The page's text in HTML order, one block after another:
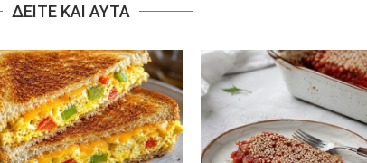
ΔΕΙΤΕ ΚΑΙ ΑΥΤΑ